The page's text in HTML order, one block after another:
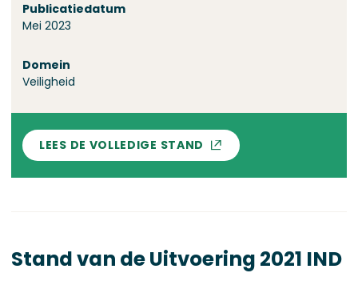
Publicatiedatum
Mei 2023
Domein
Veiligheid
LEES DE VOLLEDIGE STAND
Stand van de Uitvoering 2021 IND